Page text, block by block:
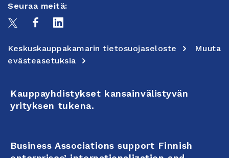
Seuraa meitä:
Keskuskauppakamarin tietosuojaseloste
Muuta
evästeasetuksia
Kauppayhdistykset kansainvälistyvän
yrityksen tukena.
Business Associations support Finnish